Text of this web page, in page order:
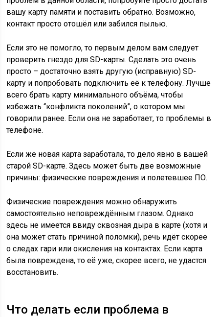
вашу карту памяти и поставить обратно. Возможно,
контакт просто отошёл или забился пылью.
Если это не помогло, то первым делом вам следует
проверить гнездо для SD-карты. Сделать это очень
просто – достаточно взять другую (исправную) SD-
карту и попробовать подключить её к телефону. Лучше
всего брать карту минимального объёма, чтобы
избежать “конфликта поколений”, о котором мы
говорили ранее. Если она не заработает, то проблемы в
телефоне.
Если же новая карта заработала, то дело явно в вашей
старой SD-карте. Здесь может быть две возможные
причины: физические повреждения и полетевшее ПО.
Физические повреждения можно обнаружить
самостоятельно неповреждённым глазом. Однако
здесь не имеется ввиду сквозная дыра в карте (хотя и
она может стать причиной поломки), речь идёт скорее
о следах гари или окисления на контактах. Если карта
была повреждена, то её уже, скорее всего, не удастся
восстановить.
Что делать если проблема в